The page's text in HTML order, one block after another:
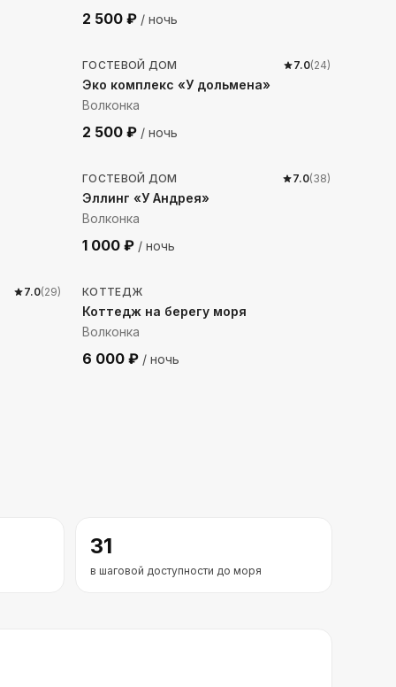
2 500 ₽ / ночь
545м до моря
ГОСТЕВОЙ ДОМ 7.0(24)
Эко комплекс «У дольмена»
Волконка
2 500 ₽ / ночь
22 м до моря
ГОСТЕВОЙ ДОМ 7.0(38)
Эллинг «У Андрея»
Волконка
1 000 ₽ / ночь
7.0(29)
34 м до моря
КОТТЕДЖ
Коттедж на берегу моря
Волконка
6 000 ₽ / ночь
31
в шаговой доступности до моря